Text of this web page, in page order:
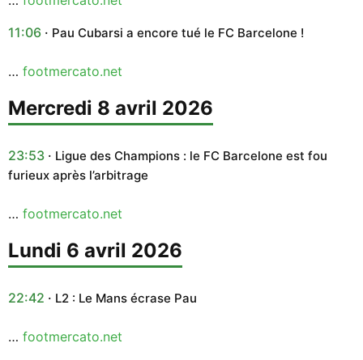
11:06
Pau Cubarsi a encore tué le FC Barcelone !
… footmercato.net
mercredi 8 avril 2026
23:53
Ligue des Champions : le FC Barcelone est fou
furieux après l’arbitrage
… footmercato.net
lundi 6 avril 2026
22:42 L2 : Le Mans écrase Pau
… footmercato.net